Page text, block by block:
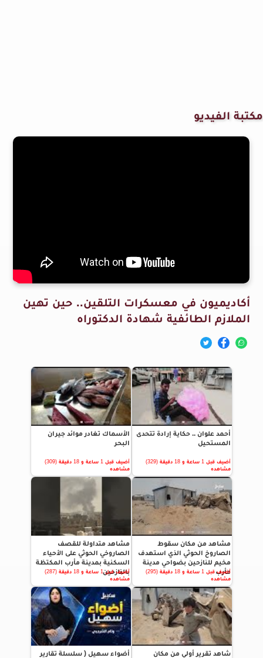
مكتبة الفيديو
أكاديميون في معسكرات التلقين.. حين تهين
الملازم الطائفية شهادة الدكتوراه
أحمد علوان .. حكاية إرادة تتحدى
المستحيل
أضيف قبل 1 ساعة و 18 دقيقة (329)
مشاهده
الأسماك تغادر موائد جيران
البحر
أضيف قبل 1 ساعة و 18 دقيقة (309)
مشاهده
مشاهد من مكان سقوط
الصاروخ الحوثي الذي استهدف
مخيم للنازحين بضواحي مدينة
مأرب
أضيف قبل 1 ساعة و 18 دقيقة (295)
مشاهده
مشاهد متداولة للقصف
الصاروخي الحوثي على الأحياء
السكنية بمدينة مأرب المكتظة
بالنازحين
أضيف قبل 1 ساعة و 18 دقيقة (287)
مشاهده
شاهد تقرير أولي من مكان
أضواء سهيل ( سلسلة تقارير